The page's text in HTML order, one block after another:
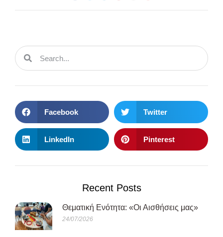
Facebook Twitter
LinkedIn Pinterest
Recent Posts
Θεματική Ενότητα: «Οι Αισθήσεις μας»
24/07/2026